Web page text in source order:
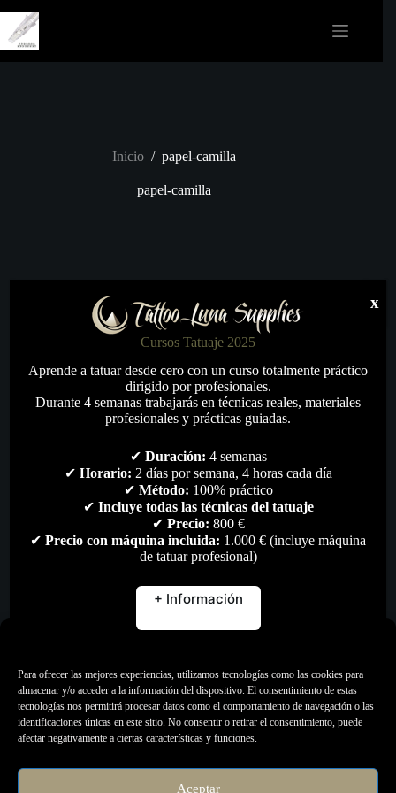
Para ofrecer las mejores experiencias, utilizamos tecnologías como las cookies para
almacenar y/o acceder a la información del dispositivo. El consentimiento de estas
tecnologías nos permitirá procesar datos como el comportamiento de navegación o las
identificaciones únicas en este sitio. No consentir o retirar el consentimiento, puede
afectar negativamente a ciertas características y funciones.
Aceptar
contenido
Inicio / papel-camilla
papel-camilla
Papel de camilla
48,00
Rango
Higiene & desinfección,Todo
Cursos Tatuaje 2025
Aprende a tatuar desde cero con un curso totalmente práctico
dirigido por profesionales.
Durante 4 semanas trabajarás en técnicas reales, materiales
profesionales y prácticas guiadas.
✔ Duración: 4 semanas
✔ Horario: 2 días por semana, 4 horas cada día
✔ Método: 100% práctico
✔ Incluye todas las técnicas del tatuaje
✔ Precio: 800 €
✔ Precio con máquina incluida: 1.000 € (incluye máquina
de tatuar profesional)
+ Información
x